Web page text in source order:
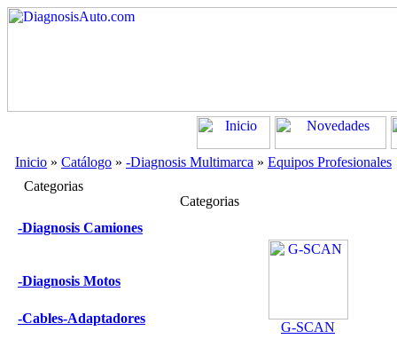
Inicio » Catálogo » -Diagnosis Multimarca » Equipos Profesionales
Categorias
-Diagnosis Camiones
-Diagnosis Motos
-Cables-Adaptadores
Categorias
G-SCAN